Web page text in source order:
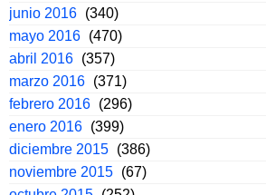
junio 2016 (340)
mayo 2016 (470)
abril 2016 (357)
marzo 2016 (371)
febrero 2016 (296)
enero 2016 (399)
diciembre 2015 (386)
noviembre 2015 (67)